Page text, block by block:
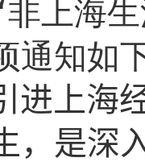
上海
通知如
进上海
，是深